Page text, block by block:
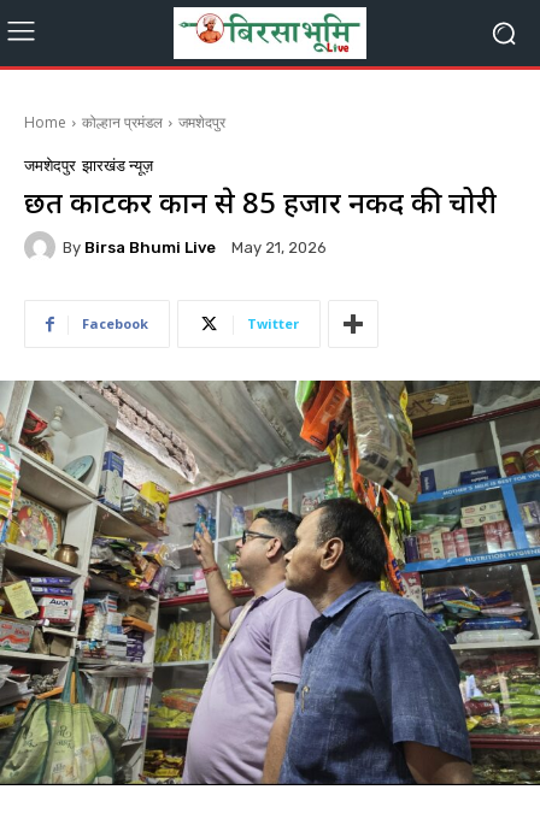
Home कोल्हान प्रमंडल जमशेदपुर
जमशेदपुर झारखंड न्यूज़
छत काटकर दुकान से 85 हजार नकद की चोरी
By Birsa Bhumi Live May 21, 2026
Facebook Twitter